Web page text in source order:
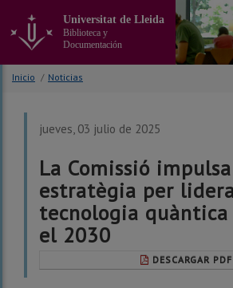
contenido
principal
Universitat de Lleida
Biblioteca y
Documentación
Inicio / Noticias
jueves, 03 julio de 2025
La Comissió
estratègia per
tecnologia quàntica
el 2030
DESCARGAR PDF